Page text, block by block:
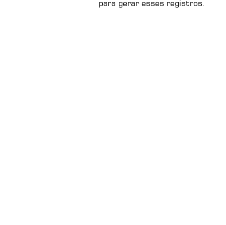
para gerar esses registros.